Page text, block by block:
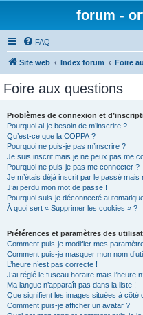
forum -
FAQ
Site web Index forum Foire
Foire aux questions
Problèmes de connexion et
Pourquoi ai-je besoin de m’inscrire ?
Qu’est-ce que la COPPA ?
Pourquoi ne puis-je pas m’inscrire ?
Je suis inscrit mais je ne peux pas me
Pourquoi ne puis-je pas me connecter ?
Je m’étais déjà inscrit par le passé
J’ai perdu mon mot de passe !
Pourquoi suis-je déconnecté
À quoi sert « Supprimer les cookies » ?
Préférences et paramètres des
Comment puis-je modifier mes
Comment puis-je masquer mon nom
L’heure n’est pas correcte !
J’ai réglé le fuseau horaire mais l’heure
Ma langue n’apparaît pas dans la liste !
Que signifient les images situées à côté
Comment puis-je afficher un avatar ?